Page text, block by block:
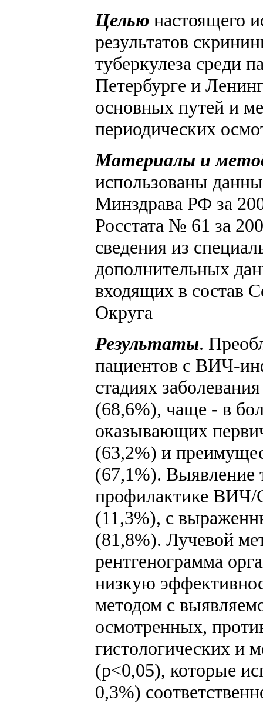
Целью настоящего
результатов
туберкулеза среди
Петербурге и
основных путей и
периодических
Материалы и
использованы
Минздрава РФ за
Росстата № 61 за
сведения из
дополнительных
входящих в состав
Округа
Результаты.
пациентов с ВИЧ-
стадиях
(68,6%), чаще - в
оказывающих
(63,2%) и
(67,1%). Выявление
профилактике
(11,3%), с
(81,8%). Лучевой
рентгенограмма
низкую
методом с
осмотренных,
гистологических и
(p<0,05), которые
0,3%)